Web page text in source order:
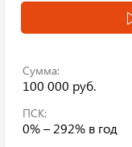
Сумма:
100 000 руб.
ПСК:
0% – 292% в год